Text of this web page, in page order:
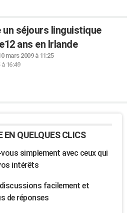
un séjours linguistique
ans en Irlande
mars 2009 à 11:25
16:49
EN QUELQUES CLICS
simplement avec ceux qui
intérêts
facilement et
de réponses